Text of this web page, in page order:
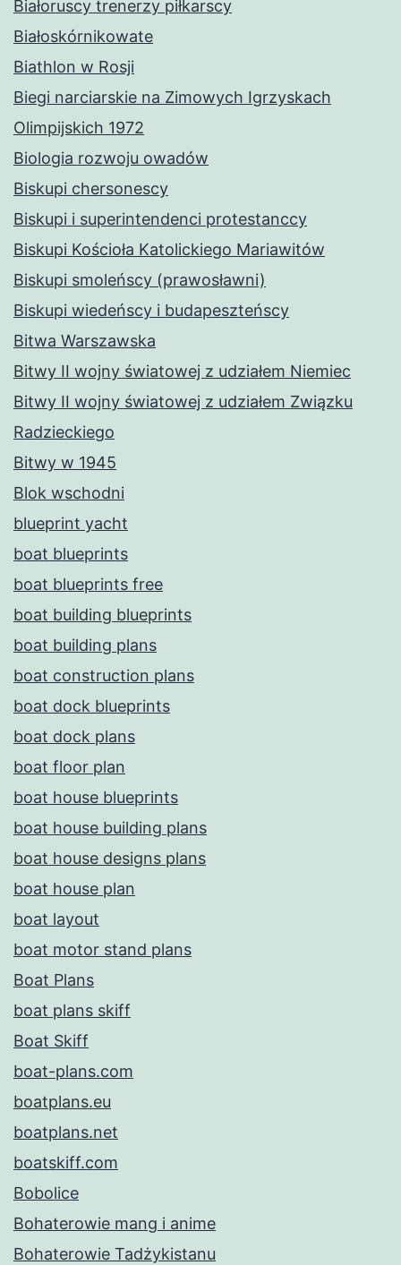
Białoruscy trenerzy piłkarscy
Białoskórnikowate
Biathlon w Rosji
Biegi narciarskie na Zimowych Igrzyskach
Olimpijskich 1972
Biologia rozwoju owadów
Biskupi chersonescy
Biskupi i superintendenci protestanccy
Biskupi Kościoła Katolickiego Mariawitów
Biskupi smoleńscy (prawosławni)
Biskupi wiedeńscy i budapeszteńscy
Bitwa Warszawska
Bitwy II wojny światowej z udziałem Niemiec
Bitwy II wojny światowej z udziałem Związku
Radzieckiego
Bitwy w 1945
Blok wschodni
blueprint yacht
boat blueprints
boat blueprints free
boat building blueprints
boat building plans
boat construction plans
boat dock blueprints
boat dock plans
boat floor plan
boat house blueprints
boat house building plans
boat house designs plans
boat house plan
boat layout
boat motor stand plans
Boat Plans
boat plans skiff
Boat Skiff
boat-plans.com
boatplans.eu
boatplans.net
boatskiff.com
Bobolice
Bohaterowie mang i anime
Bohaterowie Tadżykistanu